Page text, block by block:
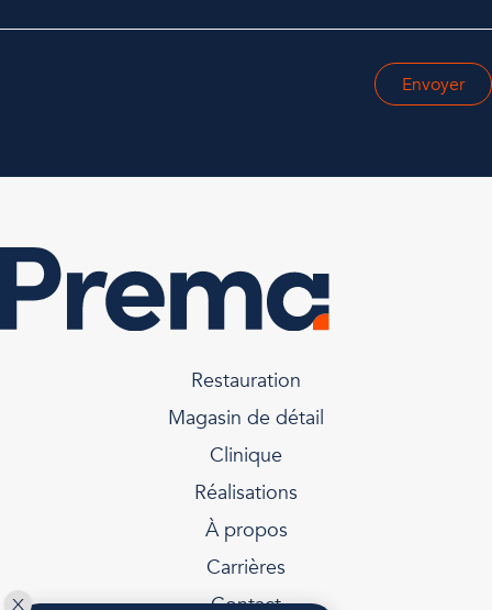
Envoyer
Restauration
Magasin de détail
Clinique
Réalisations
À propos
Carrières
Contact